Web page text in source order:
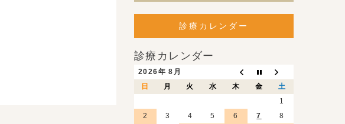
診療カレンダー
診療カレンダー
2026年 8月
日
月 火 水 木 金
土
1
2
3 4 5 6 7
8